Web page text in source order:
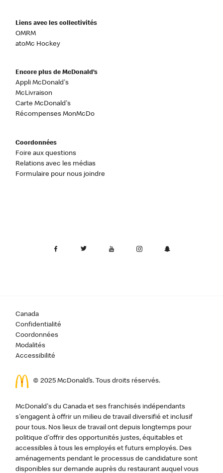
Liens avec les collectivités
OMRM
atoMc Hockey
Encore plus de McDonald’s
Appli McDonald's
McLivraison
Carte McDonald's
Récompenses MonMcDo
Coordonnées
Foire aux questions
Relations avec les médias
Formulaire pour nous joindre
Canada
Confidentialité
Coordonnées
Modalités
Accessibilité
© 2025 McDonald’s. Tous droits réservés.
McDonald's du Canada et ses franchisés indépendants
s'engagent à offrir un milieu de travail diversifié et inclusif
pour tous. Nos lieux de travail ont depuis longtemps pour
politique d'offrir des opportunités justes, équitables et
accessibles à tous les employés et futurs employés. Des
aménagements pendant le processus de candidature sont
disponibles sur demande auprès du restaurant auquel vous